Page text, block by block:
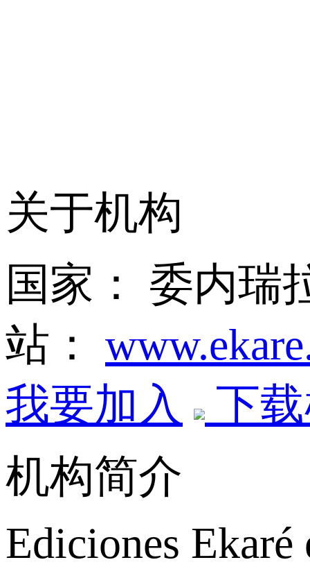
关于机构
国家： 委内瑞
站：
我要加入
下
机构简介
Ediciones